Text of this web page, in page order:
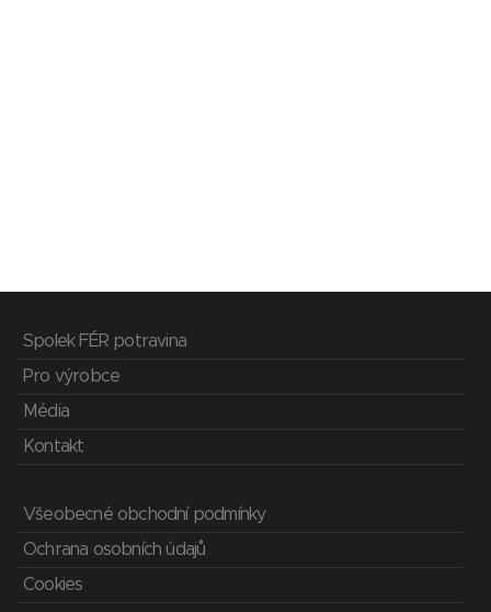
Spolek FÉR potravina
Pro výrobce
Média
Kontakt
Všeobecné obchodní podmínky
Ochrana osobních údajů
Cookies